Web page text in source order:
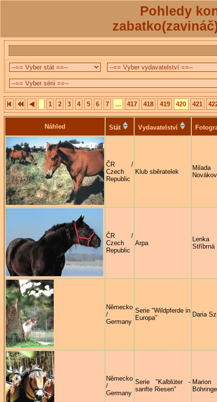
Pohledy
1 2 3 4 5 6 7 ... 417 418 419 420 421
Náhled Stát Vydavatelství
ČR /
Czech
Republic
Klub sběratelek
Milada
ČR /
Czech
Republic
Arpa
Lenka
Stříbrná
Německo
/
Germany
Serie "Wildpferde in
Europa"
Daria
Německo
/
Germany
Serie "Kalblüter -
sanfte Riesen"
Marion